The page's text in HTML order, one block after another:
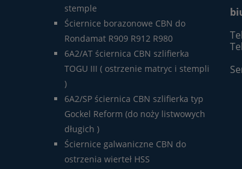
stemple
Ściernice borazonowe CBN do
Rondamat R909 R912 R980
6A2/AT ściernica CBN szlifierka
TOGU III ( ostrzenie matryc i stempli
)
6A2/SP ściernica CBN szlifierka typ
Gockel Reform (do noży listwowych
długich )
Ściernice galwaniczne CBN do
ostrzenia wierteł HSS